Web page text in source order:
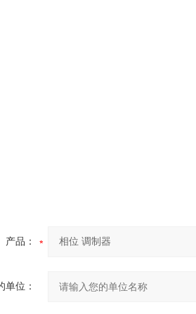
产品：
单位：